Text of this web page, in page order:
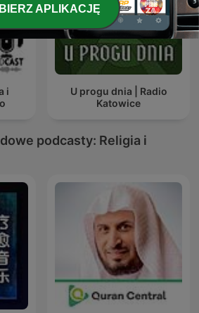
i
U progu dnia | Radio
Katowice
podcasty: Religia i
APLIKACJĘ